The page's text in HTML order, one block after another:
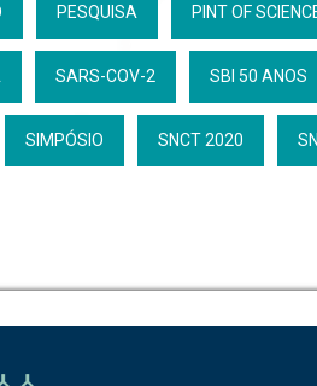
PESQUISA PINT OF
SARS-COV-2 SBI 50 ANOS
SIMPÓSIO SNCT 2020